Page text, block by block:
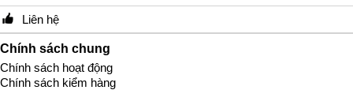
Liên hệ
Chính sách chung
Chính sách hoạt động
Chính sách kiểm hàng